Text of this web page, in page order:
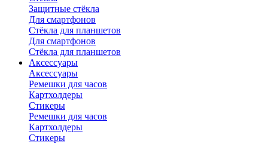
Защитные стёкла
Для смартфонов
Стёкла для планшетов
Для смартфонов
Стёкла для планшетов
Аксессуары
Аксессуары
Ремешки для часов
Картхолдеры
Стикеры
Ремешки для часов
Картхолдеры
Стикеры